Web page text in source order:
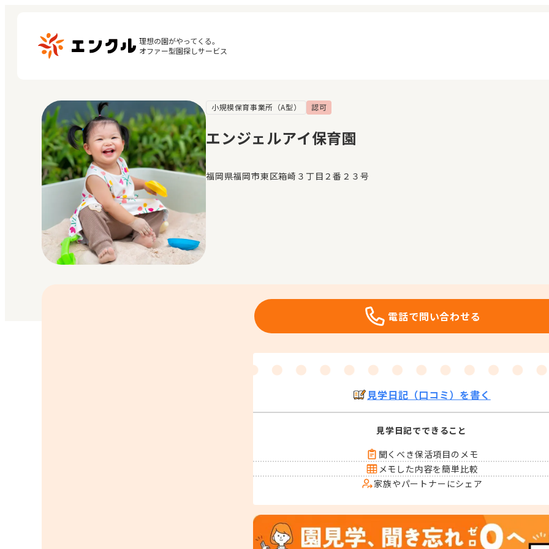
理想の園がやってくる。
オファー型園探しサービス
保育園・幼稚園を探す
地図から探す
地域から探す
マイページ
閲覧履歴
お気に入り
小規模保育事業所（A型） 認可
エンジェルアイ保育園
福岡県福岡市東区箱崎３丁目２番２３号
電話で問い合わせる
見学日記（口コミ）を書く
見学日記でできること
聞くべき保活項目のメモ
メモした内容を簡単比較
家族やパートナーにシェア